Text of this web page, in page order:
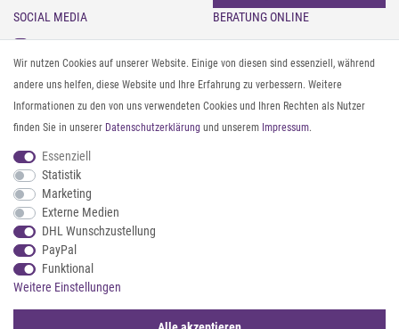
SOCIAL MEDIA
Instagram
Facebook
Pinterest
Twitter
Youtube
Threads
BERATUNG ONLINE
Gürtel messen & kürzen
Sonnenbrillen & UV-Schutz
Textilpflege
Textil- und Material-Guide
Geldbörse richtig organisieren
ZAHLUNG & VERSAND
Wir nutzen Cookies auf unserer Website. Einige von diesen sind essenziell, während
andere uns helfen, diese Website und Ihre Erfahrung zu verbessern. Weitere
Informationen zu den von uns verwendeten Cookies und Ihren Rechten als Nutzer
finden Sie in unserer Daten­schutz­erklärung und unserem Impressum.
Essenziell
Statistik
Marketing
Externe Medien
DHL Wunschzustellung
PayPal
Funktional
Weitere Einstellungen